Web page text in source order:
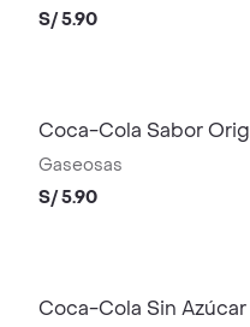
S/ 5.90
Coca-Cola Sabor
Gaseosas
S/ 5.90
Coca-Cola Sin